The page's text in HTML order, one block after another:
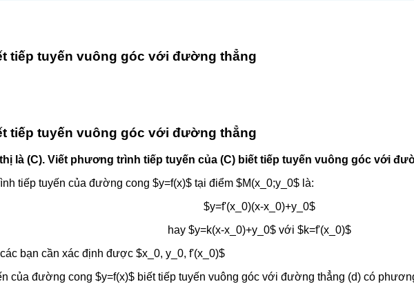
tiếp tuyến vuông góc với đường thẳng
tiếp tuyến vuông góc với đường thẳng
là (C). Viết phương trình tiếp tuyến của (C) biết tiếp tuyến vuông góc với
tiếp tuyến của đường cong $y=f(x)$ tại điểm $M(x_0;y_0$ là:
$y=f'(x_0)(x-x_0)+y_0$
hay $y=k(x-x_0)+y_0$ với $k=f'(x_0)$
bạn cần xác định được $x_0, y_0, f'(x_0)$
của đường cong $y=f(x)$ biết tiếp tuyến vuông góc với đường thẳng (d) có